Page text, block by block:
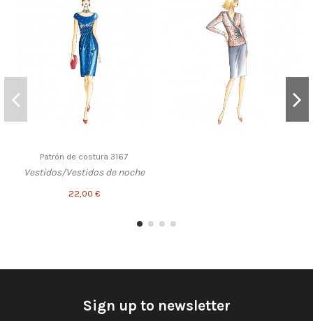
Patrón de costura 3167
Vestidos/Vestidos de noche
22,00 €
Sign up to newsletter